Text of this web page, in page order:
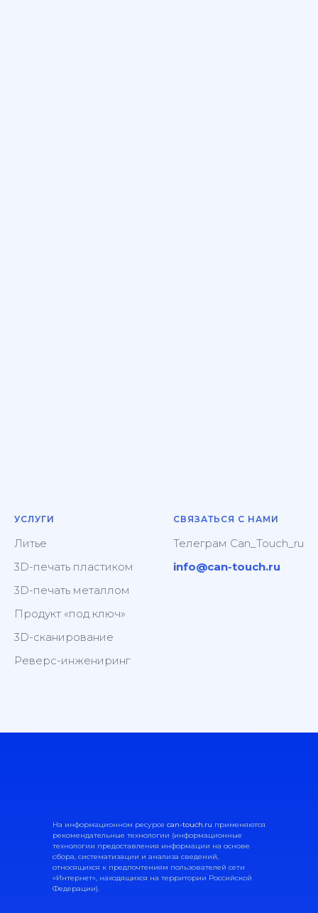
УСЛУГИ
Литье
3D-печать пластиком
3D-печать металлом
Продукт «под ключ»
3D-сканирование
Реверс-инжениринг
СВЯЗАТЬСЯ С НАМИ
Телеграм Can_Touch_ru
info@can-touch.ru
На информационном ресурсе can-touch.ru применяются
рекомендательные технологии (информационные
технологии предоставления информации на основе
сбора, систематизации и анализа сведений,
относящихся к предпочтениям пользователей сети
«Интернет», находящихся на территории Российской
Федерации).